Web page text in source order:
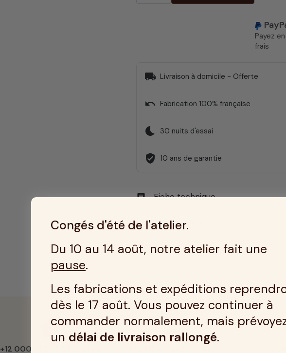
Payez en
frais
local_shipping Livraison à domicile - Offerte
undo Fabrication 100% française
bedtime 30 nuits d'essai
verified_user 10 ans de garantie
article Fiche technique
straighten Dimensions & Poids
verified Fabrication & Garantie
+12 000 CLIENTS HEUREUX 30
Congés d'été de l'atelier.
Du 10 au 14 août, notre atelier fait une
pause.
Les fabrications et expéditions
dès le 17 août. Vous pouvez continuer à
commander normalement, mais
un délai de livraison rallongé.